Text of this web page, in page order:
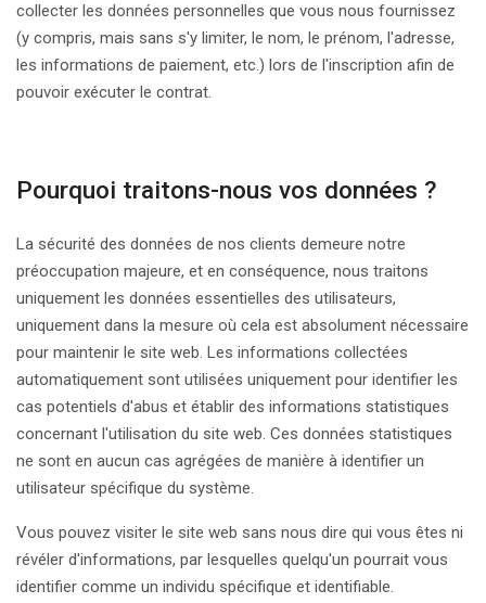
collecter les données personnelles que vous nous fournissez
(y compris, mais sans s'y limiter, le nom, le prénom, l'adresse,
les informations de paiement, etc.) lors de l'inscription afin de
pouvoir exécuter le contrat.
Pourquoi traitons-nous vos données ?
La sécurité des données de nos clients demeure notre
préoccupation majeure, et en conséquence, nous traitons
uniquement les données essentielles des utilisateurs,
uniquement dans la mesure où cela est absolument nécessaire
pour maintenir le site web. Les informations collectées
automatiquement sont utilisées uniquement pour identifier les
cas potentiels d'abus et établir des informations statistiques
concernant l'utilisation du site web. Ces données statistiques
ne sont en aucun cas agrégées de manière à identifier un
utilisateur spécifique du système.
Vous pouvez visiter le site web sans nous dire qui vous êtes ni
révéler d'informations, par lesquelles quelqu'un pourrait vous
identifier comme un individu spécifique et identifiable.